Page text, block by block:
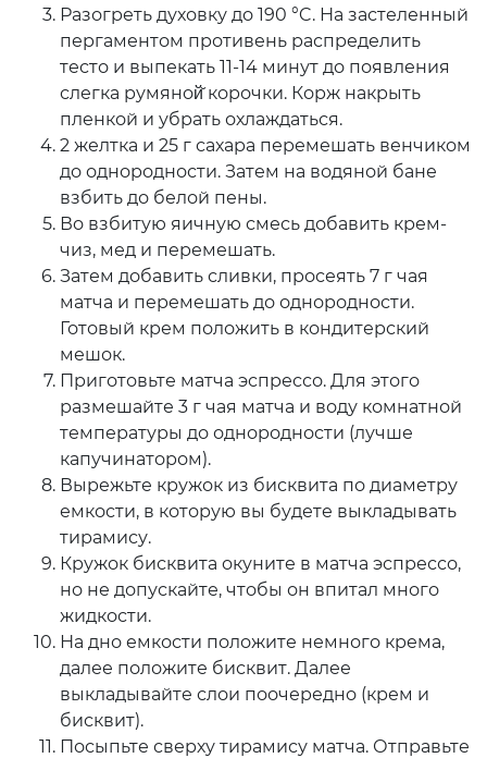
Разогреть духовку до 190 °C. На застеленный
пергаментом противень распределить
тесто и выпекать 11-14 минут до появления
слегка румяной̆ корочки. Корж накрыть
пленкой и убрать охлаждаться.
2 желтка и 25 г сахара перемешать венчиком
до однородности. Затем на водяной бане
взбить до белой пены.
Во взбитую яичную смесь добавить крем-
чиз, мед и перемешать.
Затем добавить сливки, просеять 7 г чая
матча и перемешать до однородности.
Готовый крем положить в кондитерский
мешок.
Приготовьте матча эспрессо. Для этого
размешайте 3 г чая матча и воду комнатной
температуры до однородности (лучше
капучинатором).
Вырежьте кружок из бисквита по диаметру
емкости, в которую вы будете выкладывать
тирамису.
Кружок бисквита окуните в матча эспрессо,
но не допускайте, чтобы он впитал много
жидкости.
На дно емкости положите немного крема,
далее положите бисквит. Далее
выкладывайте слои поочередно (крем и
бисквит).
Посыпьте сверху тирамису матча. Отправьте